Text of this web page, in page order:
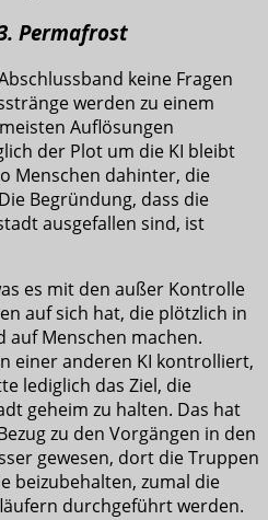
Permafrost
keine Fragen
werden zu einem
Auflösungen
der Plot um die KI bleibt
Menschen dahinter, die
Begründung, dass die
ausgefallen sind, ist
es mit den außer Kontrolle
auf sich hat, die plötzlich in
auf Menschen machen.
einer anderen KI kontrolliert,
lediglich das Ziel, die
geheim zu halten. Das hat
zu den Vorgängen in den
gewesen, dort die Truppen
beizubehalten, zumal die
durchgeführt werden.